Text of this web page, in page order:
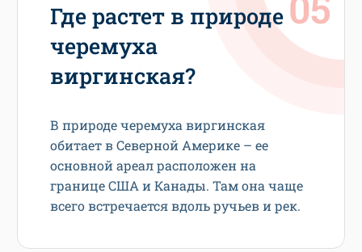
Где растет в природе
черемуха
виргинская?
В природе черемуха виргинская
обитает в Северной Америке – ее
основной ареал расположен на
границе США и Канады. Там она чаще
всего встречается вдоль ручьев и рек.